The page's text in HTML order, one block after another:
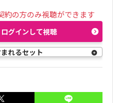
の方のみ視聴ができます
グインして視聴
れるセット